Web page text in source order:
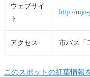
ウェブサイ
ト
http://nijo-
アクセス 市バス「
このスポットの紅葉情報